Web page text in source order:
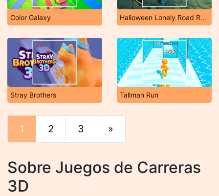
Color Galaxy Halloween Lonely Road Racing
Stray Brothers Tallman Run
1 2 3 »
Sobre Juegos de Carreras
3D